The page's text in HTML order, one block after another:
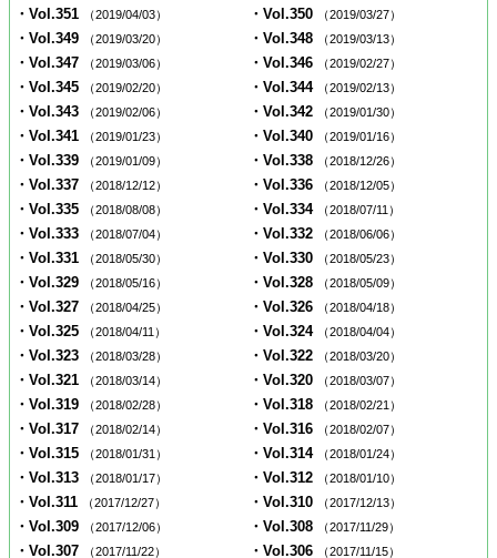
・Vol.351 （2019/04/03） ・Vol.350 （2019/03/27）
・Vol.349 （2019/03/20） ・Vol.348 （2019/03/13）
・Vol.347 （2019/03/06） ・Vol.346 （2019/02/27）
・Vol.345 （2019/02/20） ・Vol.344 （2019/02/13）
・Vol.343 （2019/02/06） ・Vol.342 （2019/01/30）
・Vol.341 （2019/01/23） ・Vol.340 （2019/01/16）
・Vol.339 （2019/01/09） ・Vol.338 （2018/12/26）
・Vol.337 （2018/12/12） ・Vol.336 （2018/12/05）
・Vol.335 （2018/08/08） ・Vol.334 （2018/07/11）
・Vol.333 （2018/07/04） ・Vol.332 （2018/06/06）
・Vol.331 （2018/05/30） ・Vol.330 （2018/05/23）
・Vol.329 （2018/05/16） ・Vol.328 （2018/05/09）
・Vol.327 （2018/04/25） ・Vol.326 （2018/04/18）
・Vol.325 （2018/04/11） ・Vol.324 （2018/04/04）
・Vol.323 （2018/03/28） ・Vol.322 （2018/03/20）
・Vol.321 （2018/03/14） ・Vol.320 （2018/03/07）
・Vol.319 （2018/02/28） ・Vol.318 （2018/02/21）
・Vol.317 （2018/02/14） ・Vol.316 （2018/02/07）
・Vol.315 （2018/01/31） ・Vol.314 （2018/01/24）
・Vol.313 （2018/01/17） ・Vol.312 （2018/01/10）
・Vol.311 （2017/12/27） ・Vol.310 （2017/12/13）
・Vol.309 （2017/12/06） ・Vol.308 （2017/11/29）
・Vol.307 （2017/11/22） ・Vol.306 （2017/11/15）